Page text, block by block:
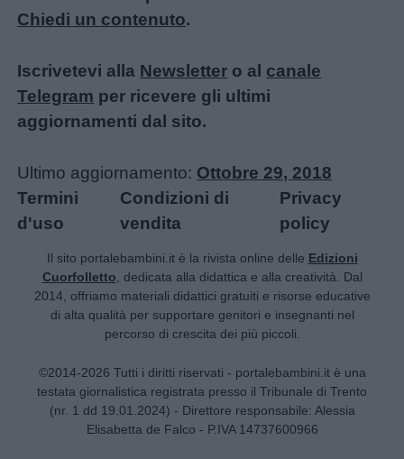
Chiedi un contenuto.
Iscrivetevi alla Newsletter o al canale
Telegram per ricevere gli ultimi
aggiornamenti dal sito.
Ultimo aggiornamento: Ottobre 29, 2018
Termini
d'uso
Condizioni di
vendita
Privacy
policy
Il sito portalebambini.it è la rivista online delle Edizioni
Cuorfolletto, dedicata alla didattica e alla creatività. Dal
2014, offriamo materiali didattici gratuiti e risorse educative
di alta qualità per supportare genitori e insegnanti nel
percorso di crescita dei più piccoli.
©2014-2026 Tutti i diritti riservati - portalebambini.it è una
testata giornalistica registrata presso il Tribunale di Trento
(nr. 1 dd 19.01.2024) - Direttore responsabile: Alessia
Elisabetta de Falco - P.IVA 14737600966